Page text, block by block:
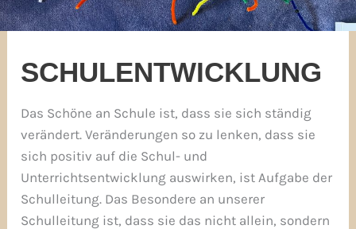
SCHULENTWICKLUNG
Das Schöne an Schule ist, dass sie sich ständig
verändert. Veränderungen so zu lenken, dass sie
sich positiv auf die Schul- und
Unterrichtsentwicklung auswirken, ist Aufgabe der
Schulleitung. Das Besondere an unserer
Schulleitung ist, dass sie das nicht allein, sondern